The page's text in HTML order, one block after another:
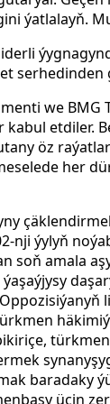
ýatlalayň.
we
etdiler.
öz
her
nji ýylyň
soň amala
baradaky
üçin